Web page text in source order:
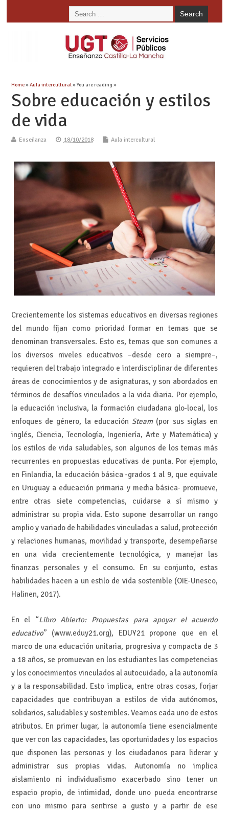
Home»Aula intercultural» You are reading »
Sobre educación y estilos
de vida
Enseñanza 18/10/2018 Aula intercultural
Crecientemente los sistemas educativos en diversas regiones
del mundo fijan como prioridad formar en temas que se
denominan transversales. Esto es, temas que son comunes a
los diversos niveles educativos –desde cero a siempre–,
requieren del trabajo integrado e interdisciplinar de diferentes
áreas de conocimientos y de asignaturas, y son abordados en
términos de desafíos vinculados a la vida diaria. Por ejemplo,
la educación inclusiva, la formación ciudadana glo-local, los
enfoques de género, la educación Steam (por sus siglas en
inglés, Ciencia, Tecnología, Ingeniería, Arte y Matemática) y
los estilos de vida saludables, son algunos de los temas más
recurrentes en propuestas educativas de punta. Por ejemplo,
en Finlandia, la educación básica -grados 1 al 9, que equivale
en Uruguay a educación primaria y media básica- promueve,
entre otras siete competencias, cuidarse a sí mismo y
administrar su propia vida. Esto supone desarrollar un rango
amplio y variado de habilidades vinculadas a salud, protección
y relaciones humanas, movilidad y transporte, desempeñarse
en una vida crecientemente tecnológica, y manejar las
finanzas personales y el consumo. En su conjunto, estas
habilidades hacen a un estilo de vida sostenible (OIE-Unesco,
Halinen, 2017).
En el “Libro Abierto: Propuestas para apoyar el acuerdo
educativo” (www.eduy21.org), EDUY21 propone que en el
marco de una educación unitaria, progresiva y compacta de 3
a 18 años, se promuevan en los estudiantes las competencias
y los conocimientos vinculados al autocuidado, a la autonomía
y a la responsabilidad. Esto implica, entre otras cosas, forjar
capacidades que contribuyan a estilos de vida autónomos,
solidarios, saludables y sostenibles. Veamos cada uno de estos
atributos. En primer lugar, la autonomía tiene esencialmente
que ver con las capacidades, las oportunidades y los espacios
que disponen las personas y los ciudadanos para liderar y
administrar sus propias vidas. Autonomía no implica
aislamiento ni individualismo exacerbado sino tener un
espacio propio, de intimidad, donde uno pueda encontrarse
con uno mismo para sentirse a gusto y a partir de ese